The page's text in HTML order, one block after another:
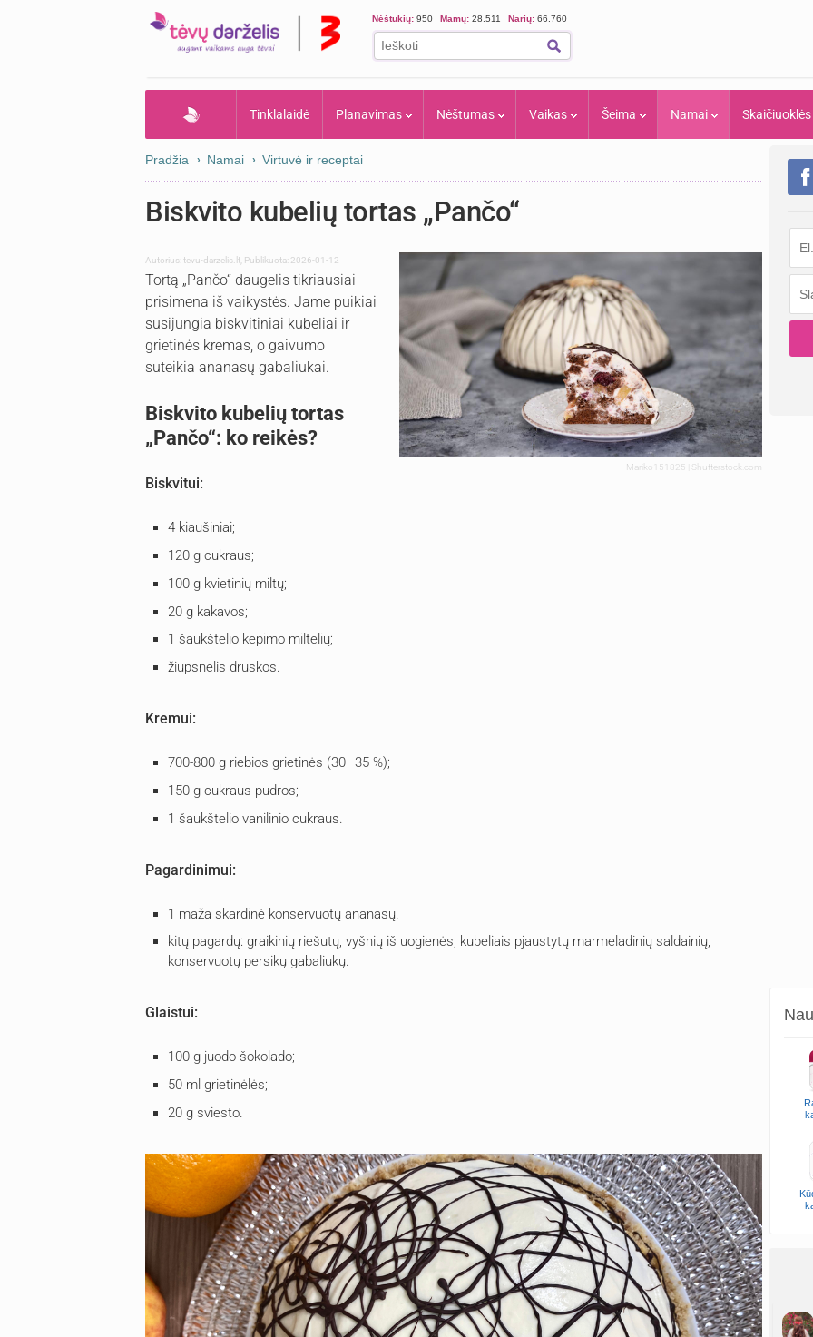
Nėštukių: 950 Mamų: 28.511 Narių: 66.760
Tinklalaidė Planavimas Nėštumas Vaikas Šeima Namai Skaičiuoklės
Pradžia Namai Virtuvė ir receptai
Biskvito kubelių tortas „Pančo“
Autorius:tevu-darzelis.lt Publikuota: 2026-01-12
Mariko151825 | Shutterstock.com
Tortą „Pančo“ daugelis tikriausiai
prisimena iš vaikystės. Jame puikiai
susijungia biskvitiniai kubeliai ir
grietinės kremas, o gaivumo
suteikia ananasų gabaliukai.
Biskvito kubelių tortas
„Pančo“: ko reikės?
Biskvitui:
4 kiaušiniai;
120 g cukraus;
100 g kvietinių miltų;
20 g kakavos;
1 šaukštelio kepimo miltelių;
žiupsnelis druskos.
Kremui:
700-800 g riebios grietinės (30–35 %);
150 g cukraus pudros;
1 šaukštelio vanilinio cukraus.
Pagardinimui:
1 maža skardinė konservuotų ananasų.
kitų pagardų: graikinių riešutų, vyšnių iš uogienės, kubeliais pjaustytų marmeladinių saldainių,
konservuotų persikų gabaliukų.
Glaistui:
100 g juodo šokolado;
50 ml grietinėlės;
20 g sviesto.